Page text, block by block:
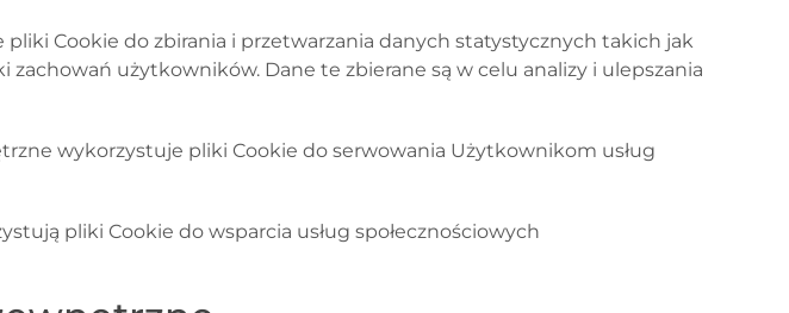
pliki Cookie do zbirania i przetwarzania danych statystycznych takich jak
użytkowników. Dane te zbierane są w celu analizy i ulepszania
wykorzystuje pliki Cookie do serwowania Użytkownikom usług
pliki Cookie do wsparcia usług społecznościowych